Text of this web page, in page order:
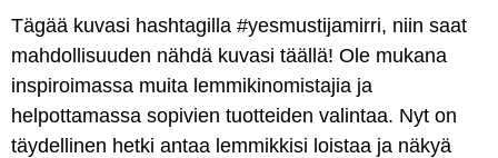
Tägää kuvasi hashtagilla #yesmustijamirri, niin saat
mahdollisuuden nähdä kuvasi täällä! Ole mukana
inspiroimassa muita lemmikinomistajia ja
helpottamassa sopivien tuotteiden valintaa. Nyt on
täydellinen hetki antaa lemmikkisi loistaa ja näkyä